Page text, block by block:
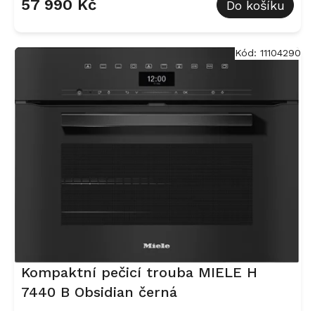
57 990 Kč Do košíku
Kompaktní pečicí trouba MIELE H
7440 B Obsidian černá
Kód: 11104290